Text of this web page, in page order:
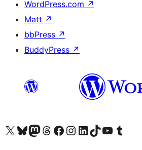
WordPress.com ↗
Matt ↗
bbPress ↗
BuddyPress ↗
Visit our X (formerly Twitter) account
ہمارے بلیواسکائی اکاؤنٹ پر جائیں
Visit our Mastodon account
ہمارے ٹھریڈز اکاؤنٹ پر جائیں
Visit our Facebook page
Visit our Instagram account
Visit our LinkedIn account
ہمارے ٹک ٹاک اکاؤنٹ پر جائیں
Visit our YouTube channel
ہمارے ٹمبلر اکاؤنٹ پر جائیں